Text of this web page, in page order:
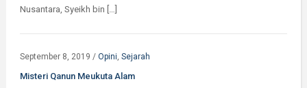
Nusantara, Syeikh bin […]
September 8, 2019 / Opini, Sejarah
Misteri Qanun Meukuta Alam